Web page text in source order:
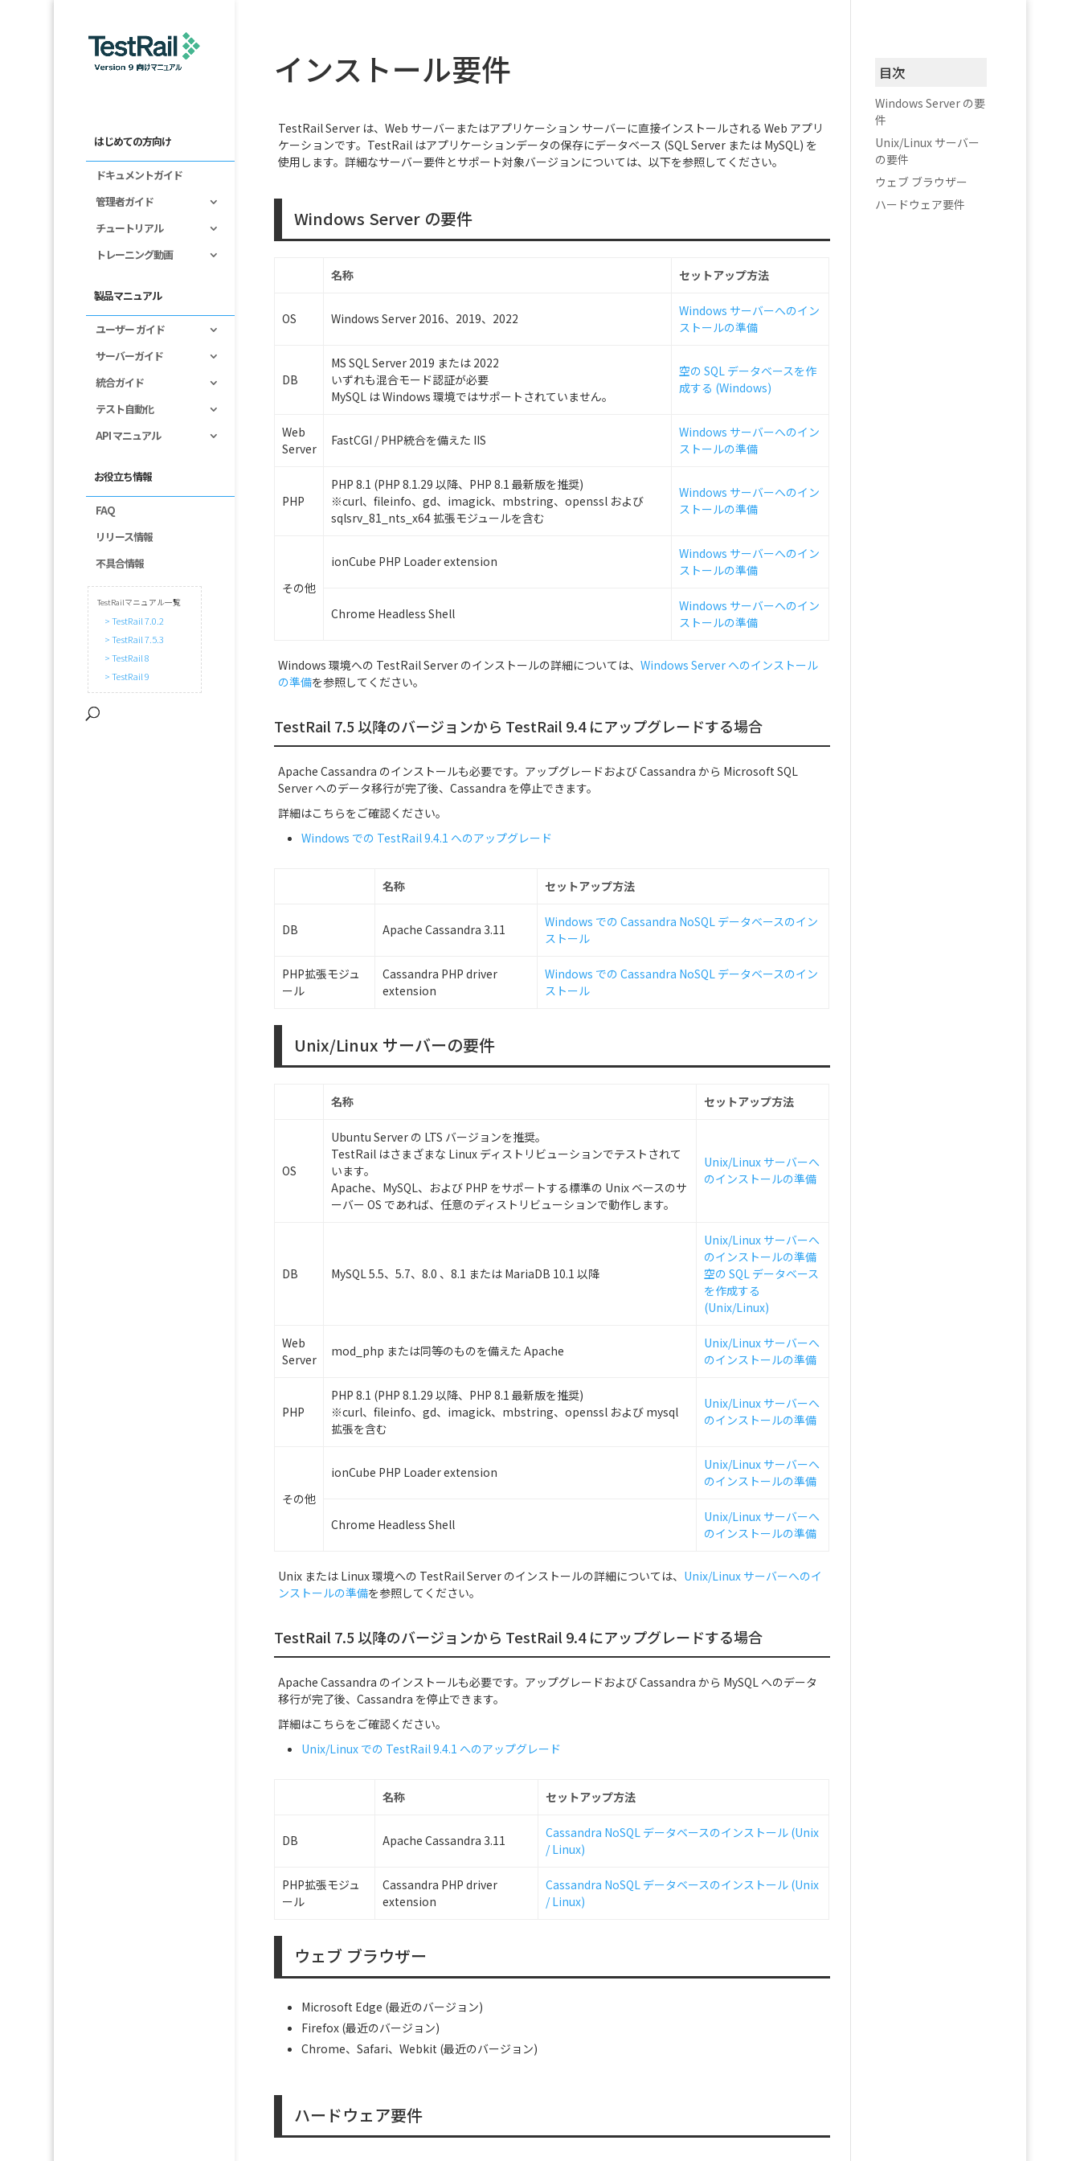
はじめての方向け
ドキュメントガイド
管理者ガイド
チュートリアル
トレーニング動画
製品マニュアル
ユーザー ガイド
サーバーガイド
統合ガイド
テスト自動化
API マニュアル
お役立ち情報
FAQ
リリース情報
不具合情報
TestRailマニュアル一覧
> TestRail 7.0.2
> TestRail 7.5.3
> TestRail 8
> TestRail 9
インストール要件
TestRail Server は、Web サーバーまたはアプリケーション サーバーに直接インストールされる Web アプリ
ケーションです。TestRail はアプリケーションデータの保存にデータベース (SQL Server または MySQL) を
使用します。詳細なサーバー要件とサポート対象バージョンについては、以下を参照してください。
Windows Server の要件
名称 セットアップ方法
OS Windows Server 2016、2019、2022
Windows サーバーへのイン
ストールの準備
DB
MS SQL Server 2019 または 2022
いずれも混合モード認証が必要
MySQL は Windows 環境ではサポートされていません。
空の SQL データベースを作
成する (Windows)
Web
Server
FastCGI / PHP統合を備えた IIS
Windows サーバーへのイン
ストールの準備
PHP
PHP 8.1 (PHP 8.1.29 以降、PHP 8.1 最新版を推奨)
※curl、fileinfo、gd、imagick、mbstring、openssl および
sqlsrv_81_nts_x64 拡張モジュールを含む
Windows サーバーへのイン
ストールの準備
その他
ionCube PHP Loader extension
Windows サーバーへのイン
ストールの準備
Chrome Headless Shell
Windows サーバーへのイン
ストールの準備
Windows 環境への TestRail Server のインストールの詳細については、Windows Server へのインストール
の準備を参照してください。
TestRail 7.5 以降のバージョンから TestRail 9.4 にアップグレードする場合
Apache Cassandra のインストールも必要です。アップグレードおよび Cassandra から Microsoft SQL
Server へのデータ移行が完了後、Cassandra を停止できます。
詳細はこちらをご確認ください。
Windows での TestRail 9.4.1 へのアップグレード
名称 セットアップ方法
DB Apache Cassandra 3.11
Windows での Cassandra NoSQL データベースのイン
ストール
PHP拡張モジュ
ール
Cassandra PHP driver
extension
Windows での Cassandra NoSQL データベースのイン
ストール
Unix/Linux サーバーの要件
名称 セットアップ方法
OS
Ubuntu Server の LTS バージョンを推奨。
TestRail はさまざまな Linux ディストリビューションでテストされて
います。
Apache、MySQL、および PHP をサポートする標準の Unix ベースのサ
ーバー OS であれば、任意のディストリビューションで動作します。
Unix/Linux サーバーへ
のインストールの準備
DB MySQL 5.5、5.7、8.0 、8.1 または MariaDB 10.1 以降
Unix/Linux サーバーへ
のインストールの準備
空の SQL データベース
を作成する
(Unix/Linux)
Web
Server
mod_php または同等のものを備えた Apache
Unix/Linux サーバーへ
のインストールの準備
PHP
PHP 8.1 (PHP 8.1.29 以降、PHP 8.1 最新版を推奨)
※curl、fileinfo、gd、imagick、mbstring、openssl および mysql
拡張を含む
Unix/Linux サーバーへ
のインストールの準備
その他
ionCube PHP Loader extension
Unix/Linux サーバーへ
のインストールの準備
Chrome Headless Shell
Unix/Linux サーバーへ
のインストールの準備
Unix または Linux 環境への TestRail Server のインストールの詳細については、 Unix/Linux サーバーへのイ
ンストールの準備を参照してください。
TestRail 7.5 以降のバージョンから TestRail 9.4 にアップグレードする場合
Apache Cassandra のインストールも必要です。アップグレードおよび Cassandra から MySQL へのデータ
移行が完了後、Cassandra を停止できます。
詳細はこちらをご確認ください。
Unix/Linux での TestRail 9.4.1 へのアップグレード
名称 セットアップ方法
DB Apache Cassandra 3.11
Cassandra NoSQL データベースのインストール (Unix
/ Linux)
PHP拡張モジュ
ール
Cassandra PHP driver
extension
Cassandra NoSQL データベースのインストール (Unix
/ Linux)
ウェブ ブラウザー
Microsoft Edge (最近のバージョン)
Firefox (最近のバージョン)
Chrome、Safari、Webkit (最近のバージョン)
ハードウェア要件
目次
Windows Server の要
件
Unix/Linux サーバー
の要件
ウェブ ブラウザー
ハードウェア要件